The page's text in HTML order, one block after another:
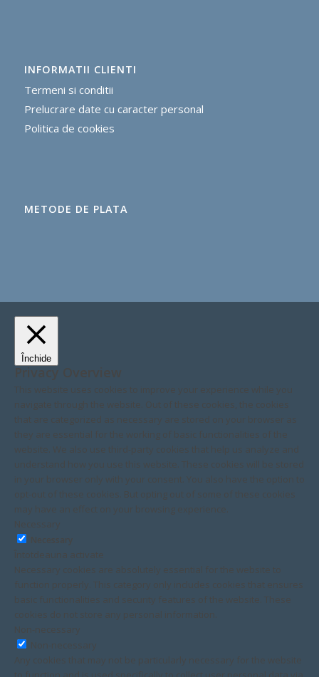
INFORMATII CLIENTI
Termeni si conditii
Prelucrare date cu caracter personal
Politica de cookies
METODE DE PLATA
Închide
Privacy Overview
This website uses cookies to improve your experience while you
navigate through the website. Out of these cookies, the cookies
that are categorized as necessary are stored on your browser as
they are essential for the working of basic functionalities of the
website. We also use third-party cookies that help us analyze and
understand how you use this website. These cookies will be stored
in your browser only with your consent. You also have the option to
opt-out of these cookies. But opting out of some of these cookies
may have an effect on your browsing experience.
Necessary
Necessary
Întotdeauna activate
Necessary cookies are absolutely essential for the website to
function properly. This category only includes cookies that ensures
basic functionalities and security features of the website. These
cookies do not store any personal information.
Non-necessary
Non-necessary
Any cookies that may not be particularly necessary for the website